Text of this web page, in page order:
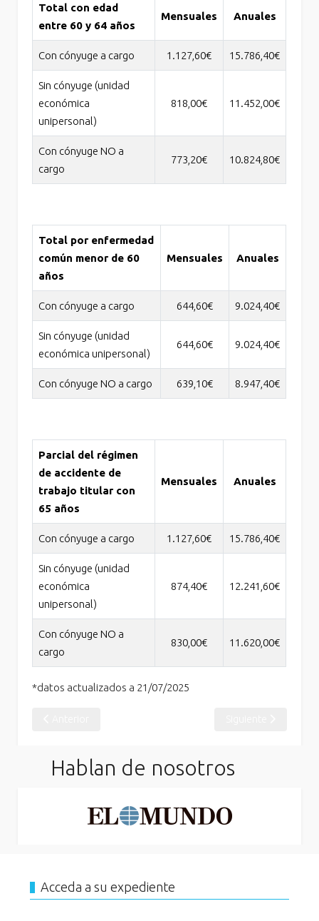
Total con edad
entre 60 y 64 años
Mensuales Anuales
Con cónyuge a cargo 1.127,60€ 15.786,40€
Sin cónyuge (unidad
económica
unipersonal)
818,00€ 11.452,00€
Con cónyuge NO a
cargo
773,20€ 10.824,80€
Total por enfermedad
común menor de 60
años
Mensuales Anuales
Con cónyuge a cargo 644,60€ 9.024,40€
Sin cónyuge (unidad
económica unipersonal)
644,60€ 9.024,40€
Con cónyuge NO a cargo 639,10€ 8.947,40€
Parcial del régimen
de accidente de
trabajo titular con
65 años
Mensuales Anuales
Con cónyuge a cargo 1.127,60€ 15.786,40€
Sin cónyuge (unidad
económica
unipersonal)
874,40€ 12.241,60€
Con cónyuge NO a
cargo
830,00€ 11.620,00€
*datos actualizados a 21/07/2025
Hablan de nosotros
Acceda a su expediente